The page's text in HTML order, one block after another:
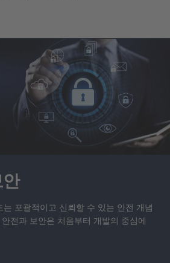
포괄적이고 신뢰할 수 있는 안전 개념
전과 보안은 처음부터 개발의 중심에